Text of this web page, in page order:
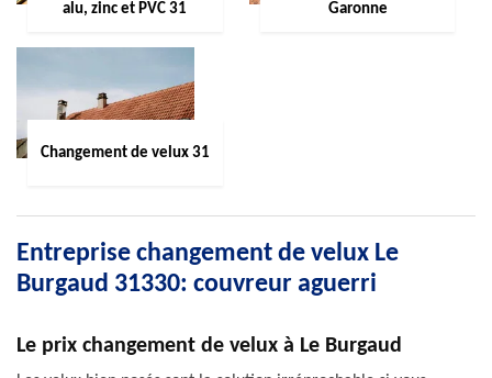
alu, zinc et PVC 31
Garonne
Changement de velux 31
Entreprise changement de velux Le
Burgaud 31330: couvreur aguerri
Le prix changement de velux à Le Burgaud